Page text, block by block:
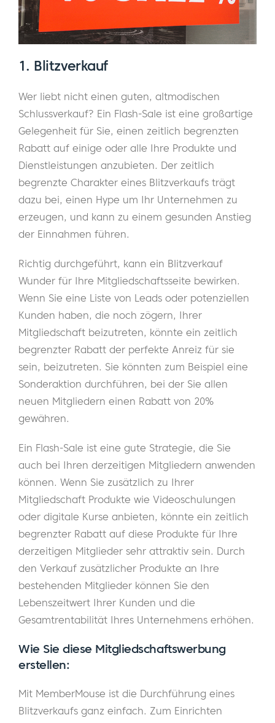
1. Blitzverkauf
Wer liebt nicht einen guten, altmodischen
Schlussverkauf? Ein Flash-Sale ist eine großartige
Gelegenheit für Sie, einen zeitlich begrenzten
Rabatt auf einige oder alle Ihre Produkte und
Dienstleistungen anzubieten. Der zeitlich
begrenzte Charakter eines Blitzverkaufs trägt
dazu bei, einen Hype um Ihr Unternehmen zu
erzeugen, und kann zu einem gesunden Anstieg
der Einnahmen führen.
Richtig durchgeführt, kann ein Blitzverkauf
Wunder für Ihre Mitgliedschaftsseite bewirken.
Wenn Sie eine Liste von Leads oder potenziellen
Kunden haben, die noch zögern, Ihrer
Mitgliedschaft beizutreten, könnte ein zeitlich
begrenzter Rabatt der perfekte Anreiz für sie
sein, beizutreten. Sie könnten zum Beispiel eine
Sonderaktion durchführen, bei der Sie allen
neuen Mitgliedern einen Rabatt von 20%
gewähren.
Ein Flash-Sale ist eine gute Strategie, die Sie
auch bei Ihren derzeitigen Mitgliedern anwenden
können. Wenn Sie zusätzlich zu Ihrer
Mitgliedschaft Produkte wie Videoschulungen
oder digitale Kurse anbieten, könnte ein zeitlich
begrenzter Rabatt auf diese Produkte für Ihre
derzeitigen Mitglieder sehr attraktiv sein. Durch
den Verkauf zusätzlicher Produkte an Ihre
bestehenden Mitglieder können Sie den
Lebenszeitwert Ihrer Kunden und die
Gesamtrentabilität Ihres Unternehmens erhöhen.
Wie Sie diese Mitgliedschaftswerbung
erstellen:
Mit MemberMouse ist die Durchführung eines
Blitzverkaufs ganz einfach. Zum Einrichten